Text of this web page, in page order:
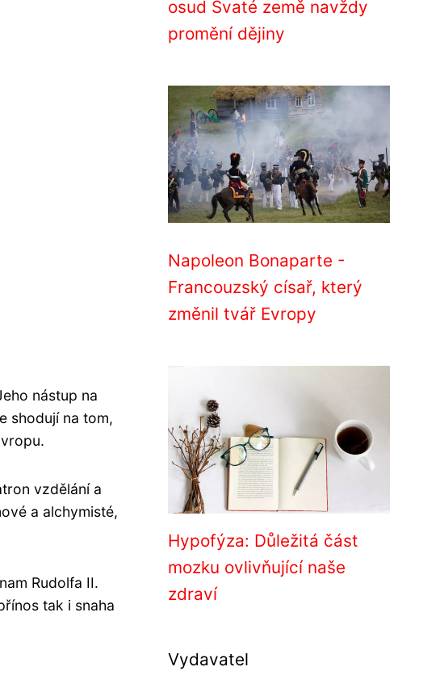
nástup na
shodují na tom,
vzdělání a
a alchymisté,
Rudolfa II.
tak i snaha
osud Svaté země navždy
promění dějiny
Napoleon Bonaparte -
Francouzský císař, který
změnil tvář Evropy
Hypofýza: Důležitá část
mozku ovlivňující naše
zdraví
Vydavatel